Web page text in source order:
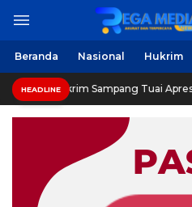
Beranda Nasional Hukrim
HEADLINE
Sampang Tuai Apresiasi